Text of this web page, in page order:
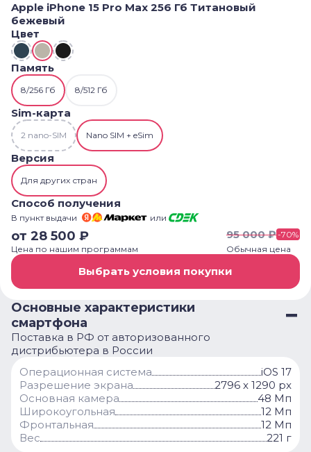
Apple iPhone 15 Pro Max 256 Гб Титановый
бежевый
Цвет
Память
8/256 Гб 8/512 Гб
Sim-карта
2 nano-SIM Nano SIM + eSim
Версия
Для других стран
Способ получения
В пункт выдачи или
от 28 500 ₽
Цена по нашим программам
95 000₽-70%
Обычная цена
Выбрать условия покупки
Основные характеристики
смартфона
Поставка в РФ от авторизованного
дистрибьютера в России
Операционная система
iOS 17
Разрешение экрана
2796 x 1290 px
Основная камера
48 Мп
Широкоугольная
12 Мп
Фронтальная
12 Мп
Вес
221 г